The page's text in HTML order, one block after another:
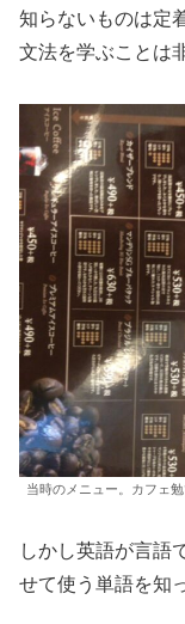
知らないものは定
文法を学ぶことは
当時のメニュー。カフェ
しかし英語が言語
せて使う単語を知